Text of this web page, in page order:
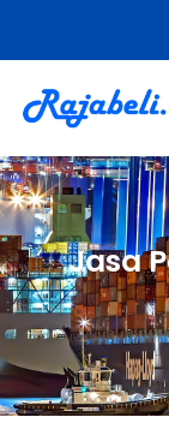
Jasa